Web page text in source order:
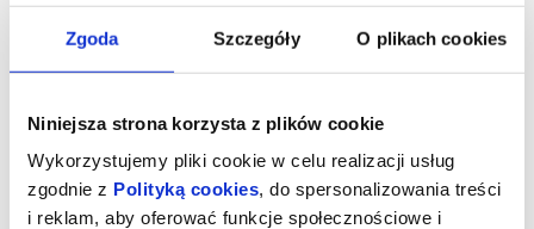
Zgoda Szczegóły O plikach cookies
Niniejsza strona korzysta z plików cookie
Wykorzystujemy pliki cookie w celu realizacji usług
zgodnie z Polityką cookies, do spersonalizowania treści
i reklam, aby oferować funkcje społecznościowe i